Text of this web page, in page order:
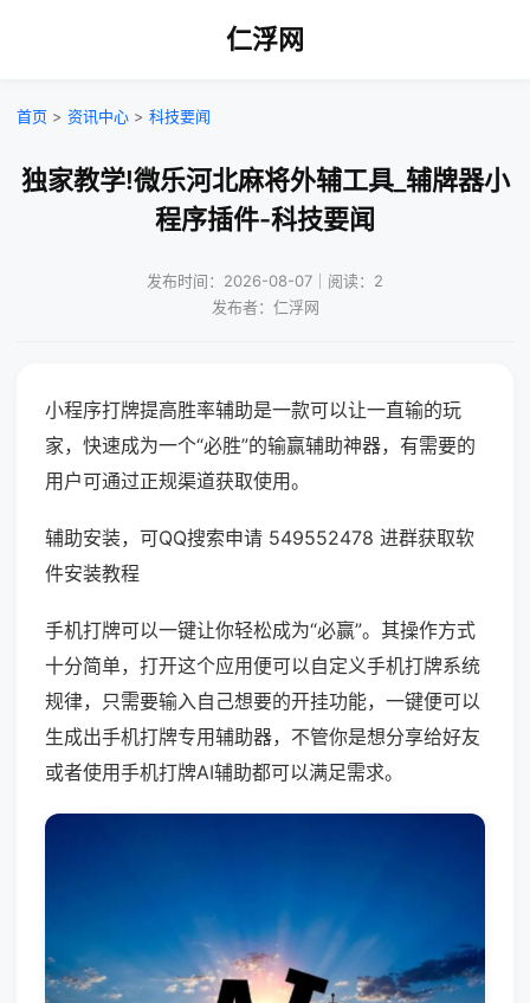
仁浮网
首页 > 资讯中心 > 科技要闻
独家教学!微乐河北麻将外辅工具_辅牌器小
程序插件-科技要闻
发布时间：2026-08-07｜阅读：2
发布者：仁浮网
小程序打牌提高胜率辅助是一款可以让一直输的玩
家，快速成为一个“必胜”的输赢辅助神器，有需要的
用户可通过正规渠道获取使用。
辅助安装，可QQ搜索申请 549552478 进群获取软
件安装教程
手机打牌可以一键让你轻松成为“必赢”。其操作方式
十分简单，打开这个应用便可以自定义手机打牌系统
规律，只需要输入自己想要的开挂功能，一键便可以
生成出手机打牌专用辅助器，不管你是想分享给好友
或者使用手机打牌AI辅助都可以满足需求。